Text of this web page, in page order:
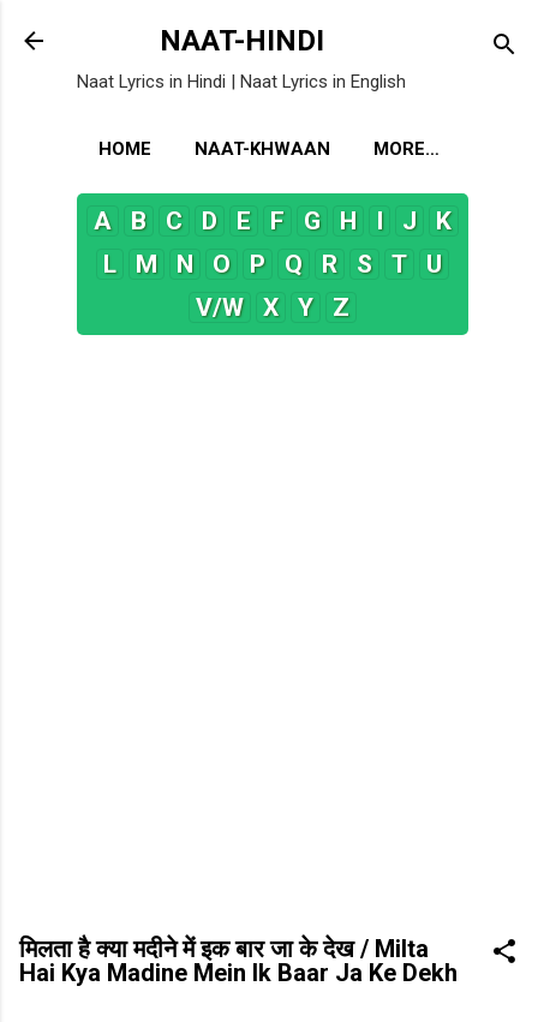
Skip to main content
NAAT-HINDI
Naat Lyrics in Hindi | Naat Lyrics in English
HOME NAAT-KHWAAN MORE…
A B C D E F G H I J
K
L
M N O P Q R S T
U
V/W
X Y Z
मिलता है क्या मदीने में इक बार जा के देख / Milta
Hai Kya Madine Mein Ik Baar Ja Ke Dekh